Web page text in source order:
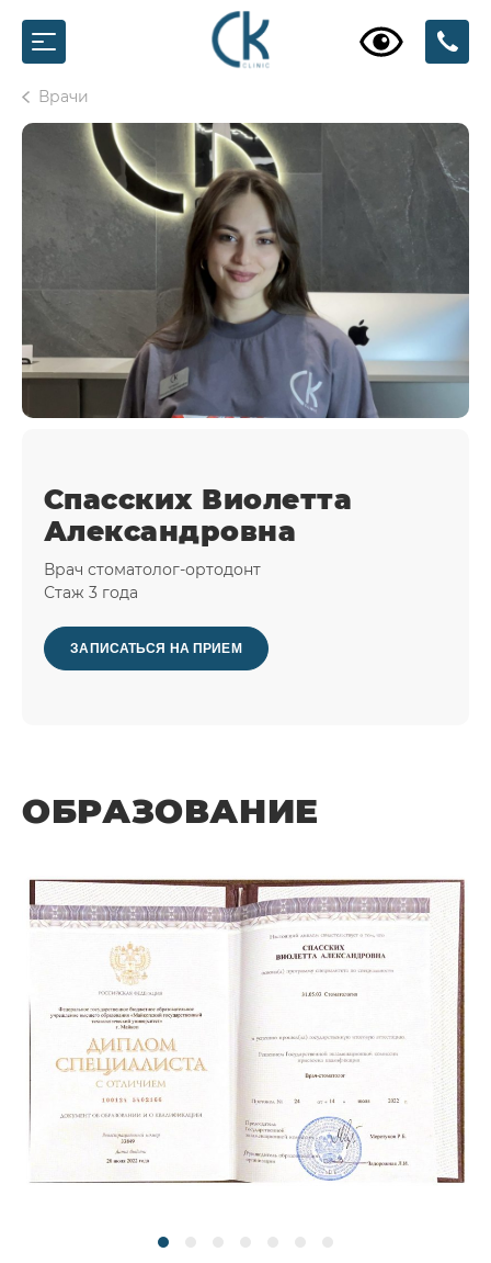
Врачи
Спасских Виолетта
Александровна
Врач стоматолог-ортодонт
Стаж 3 года
ЗАПИСАТЬСЯ НА ПРИЕМ
ОБРАЗОВАНИЕ